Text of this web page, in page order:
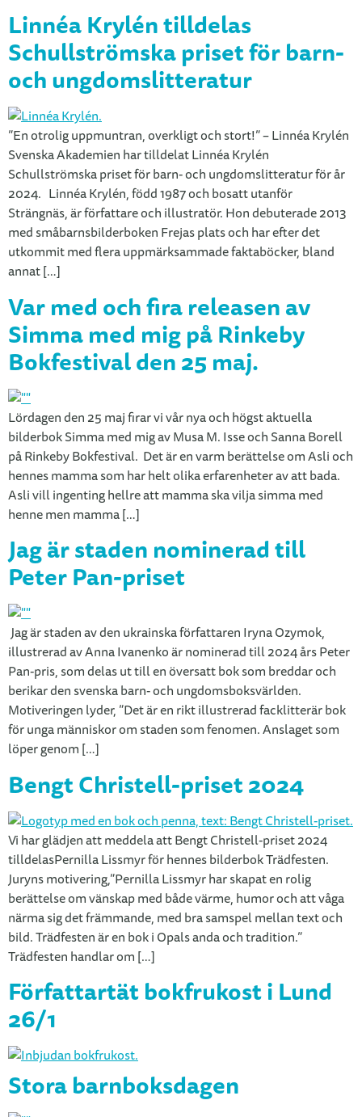
Linnéa Krylén tilldelas
Schullströmska priset för barn-
och ungdomslitteratur
”En otrolig uppmuntran, overkligt och stort!” – Linnéa Krylén
Svenska Akademien har tilldelat Linnéa Krylén
Schullströmska priset för barn- och ungdomslitteratur för år
2024. Linnéa Krylén, född 1987 och bosatt utanför
Strängnäs, är författare och illustratör. Hon debuterade 2013
med småbarnsbilderboken Frejas plats och har efter det
utkommit med flera uppmärksammade faktaböcker, bland
annat […]
Var med och fira releasen av
Simma med mig på Rinkeby
Bokfestival den 25 maj.
Lördagen den 25 maj firar vi vår nya och högst aktuella
bilderbok Simma med mig av Musa M. Isse och Sanna Borell
på Rinkeby Bokfestival. Det är en varm berättelse om Asli och
hennes mamma som har helt olika erfarenheter av att bada.
Asli vill ingenting hellre att mamma ska vilja simma med
henne men mamma […]
Jag är staden nominerad till
Peter Pan-priset
Jag är staden av den ukrainska författaren Iryna Ozymok,
illustrerad av Anna Ivanenko är nominerad till 2024 års Peter
Pan-pris, som delas ut till en översatt bok som breddar och
berikar den svenska barn- och ungdomsboksvärlden.
Motiveringen lyder, ”Det är en rikt illustrerad facklitterär bok
för unga människor om staden som fenomen. Anslaget som
löper genom […]
Bengt Christell-priset 2024
Vi har glädjen att meddela att Bengt Christell-priset 2024
tilldelasPernilla Lissmyr för hennes bilderbok Trädfesten.
Juryns motivering,”Pernilla Lissmyr har skapat en rolig
berättelse om vänskap med både värme, humor och att våga
närma sig det främmande, med bra samspel mellan text och
bild. Trädfesten är en bok i Opals anda och tradition.”
Trädfesten handlar om […]
Författartät bokfrukost i Lund
26/1
Stora barnboksdagen